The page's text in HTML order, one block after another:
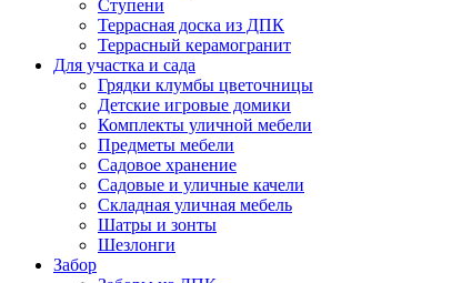
Ступени
Террасная доска из ДПК
Террасный керамогранит
Для участка и сада
Грядки клумбы цветочницы
Детские игровые домики
Комплекты уличной мебели
Предметы мебели
Садовое хранение
Садовые и уличные качели
Складная уличная мебель
Шатры и зонты
Шезлонги
Забор